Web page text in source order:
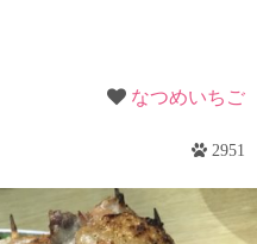
なつめいちご
2951